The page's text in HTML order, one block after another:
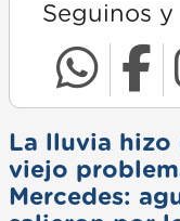
Seguinos
La lluvia hizo
viejo
Mercedes: